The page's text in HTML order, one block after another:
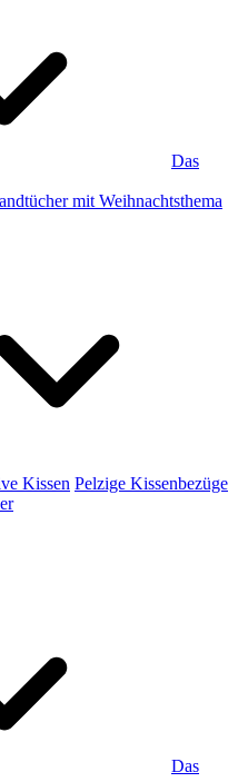
Das
mit Weihnachtsthema
Kissen Pelzige Kissenbezüge
Das